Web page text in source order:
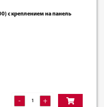
с креплением на панель
- +